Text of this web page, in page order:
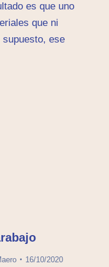
es que uno
que ni
ese
16/10/2020